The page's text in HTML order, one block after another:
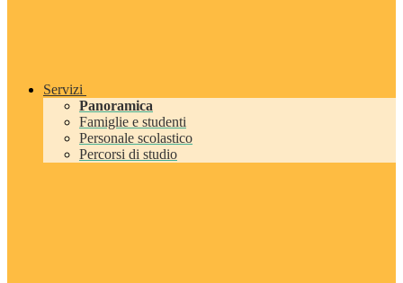
Servizi
Panoramica
Famiglie e studenti
Personale scolastico
Percorsi di studio